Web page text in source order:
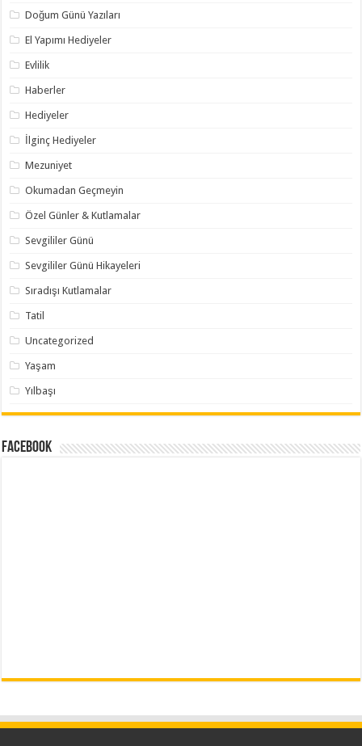
Doğum Günü Yazıları
El Yapımı Hediyeler
Evlilik
Haberler
Hediyeler
İlginç Hediyeler
Mezuniyet
Okumadan Geçmeyin
Özel Günler & Kutlamalar
Sevgililer Günü
Sevgililer Günü Hikayeleri
Sıradışı Kutlamalar
Tatil
Uncategorized
Yaşam
Yılbaşı
Facebook